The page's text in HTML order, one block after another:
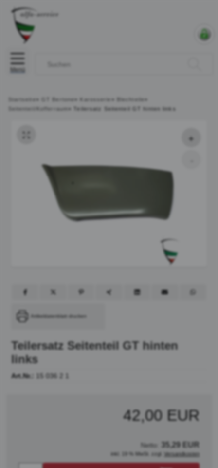
Menü
Startseite » GT Bertone » Karosserie » Blechteile »
Seitenteil/Kofferraum » Teilersatz Seitenteil GT hinten links
Artikeldatenblatt drucken
Teilersatz Seitenteil GT hinten
links
Art.Nr.: 15 036 2 1
42,00 EUR
Netto: 35,29 EUR
inkl. 19 % MwSt. zzgl. Versandkosten